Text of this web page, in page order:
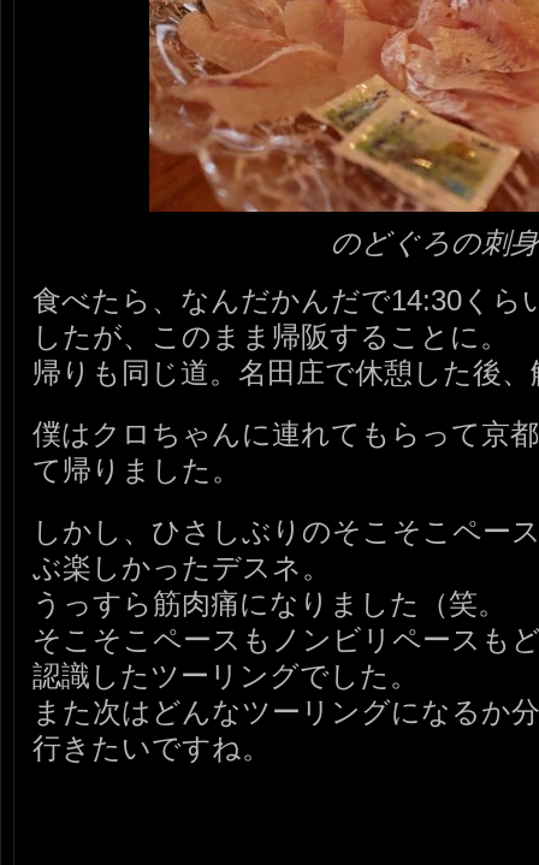
のどぐろの刺
食べたら、なんだかんだで14:30くら
したが、このまま帰阪することに。
帰りも同じ道。名田庄で休憩した後、
僕はクロちゃんに連れてもらって京
て帰りました。
しかし、ひさしぶりのそこそこペー
ぶ楽しかったデスネ。
うっすら筋肉痛になりました（笑。
そこそこペースもノンビリペースも
認識したツーリングでした。
また次はどんなツーリングになるか
行きたいですね。